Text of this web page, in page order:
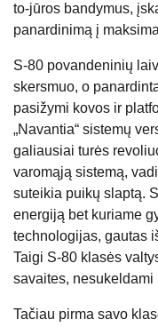
to-jūros bandymus,
panardinimą į
S-80 povandeninių
skersmuo, o
pasižymi kovos ir
„Navantia“ sistemų
galiausiai turės
varomąją sistemą,
suteikia puikų slaptą.
energiją bet kuriame
technologijas, gautas
Taigi S-80 klasės
savaites, nesukeldami
Tačiau pirma savo